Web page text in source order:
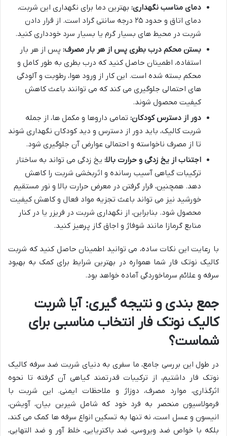
دمای مناسب نگهداری: بهترین دما برای نگهداری این شربت،
دمای اتاق و حدود ۲۵ درجه سانتی گراد است. از قرار دادن
شربت در محیط های بسیار گرم یا بسیار سرد خودداری کنید.
بستن محکم درب بطری پس از هر بار مصرف: پس از هر بار
استفاده، اطمینان حاصل کنید که درب بطری به طور کامل و
محکم بسته شده است. این کار از ورود هوا، رطوبت و آلودگی
های احتمالی جلوگیری می کند که می توانند باعث کاهش
کیفیت محصول شوند.
دور از دسترس کودکان: تمامی داروها و مکمل ها، از جمله
شربت کالیک، باید دور از دسترس و دید کودکان نگهداری شوند
تا از مصرف ناخواسته و احتمالی عوارض آن جلوگیری شود.
اجتناب از یخ زدگی و حرارت بالا: یخ زدگی می تواند به ساختار
ترکیبات گیاهی آسیب رسانده و اثربخشی شربت را کاهش
دهد. همچنین، قرار گرفتن در معرض حرارت بالا و نور مستقیم
خورشید نیز می تواند باعث تجزیه مواد فعال و کاهش کیفیت
محصول شود. بنابراین، از نگهداری شربت در فریزر یا در کنار
منابع گرمازا مانند شوفاژ و اجاق گاز پرهیز کنید.
با رعایت این نکات ساده، می توانید اطمینان حاصل کنید که شربت
کالیک نوتک فار شما همواره در بهترین شرایط برای کمک به بهبود
سرفه و علائم سرماخوردگی آماده خواهد بود.
جمع بندی و نتیجه گیری: آیا شربت
کالیک نوتک فار انتخاب مناسبی برای
شماست؟
در طول این بررسی جامع، ما سفری به دنیای شربت ضد سرفه کالیک
نوتک فار داشتیم، از ترکیبات قدرتمند گیاهی آن گرفته تا نحوه
اثرگذاری، موارد مصرف، دوزاژ و ملاحظات ایمنی. این شربت با
فرمولاسیون منحصر به فرد خود که شامل شیرین بیان، آویشن،
انیسون و عسل است، نه تنها به تسکین انواع سرفه ها کمک می کند،
بلکه با خواص ضد ویروسی، ضد باکتریایی، خلط آور و ضد التهابی،